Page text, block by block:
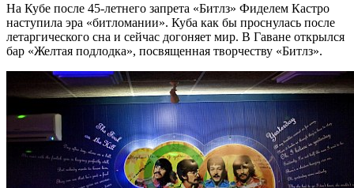
На Кубе после 45-летнего запрета «Битлз» Фиделем Кастро
наступила эра «битломании». Куба как бы проснулась после
летаргического сна и сейчас догоняет мир. В Гаване открылся
бар «Желтая подлодка», посвященная творчеству «Битлз».